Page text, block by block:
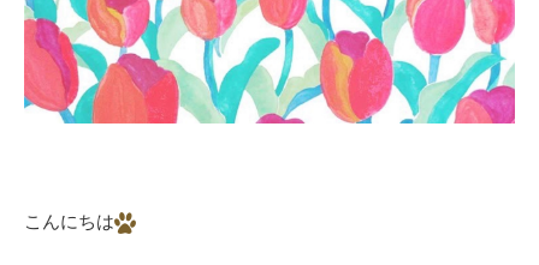
こんにちは